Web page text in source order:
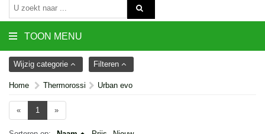
TOON MENU
Wijzig categorie Filteren
Home Thermorossi Urban evo
« 1 »